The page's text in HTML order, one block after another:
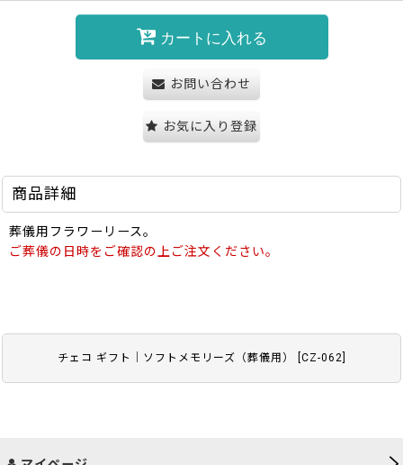
チェコ ギフト｜ソフトメモリーズ（葬儀用） CZ-062
カートに入れる
お問い合わせ
お気に入り登録
商品詳細
葬儀用フラワーリース。
ご葬儀の日時をご確認の上ご注文ください。